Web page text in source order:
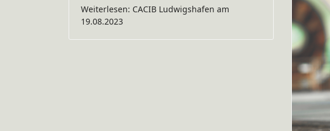
Weiterlesen: CACIB Ludwigshafen am
19.08.2023